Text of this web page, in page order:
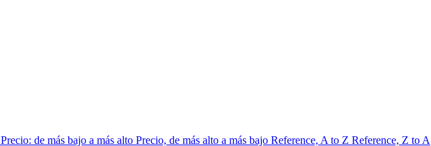
Precio: de más bajo a más alto Precio, de más alto a más bajo Reference, A to Z Reference, Z to A